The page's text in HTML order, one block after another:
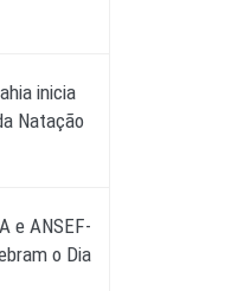
inicia
Natação
e ANSEF-
o Dia